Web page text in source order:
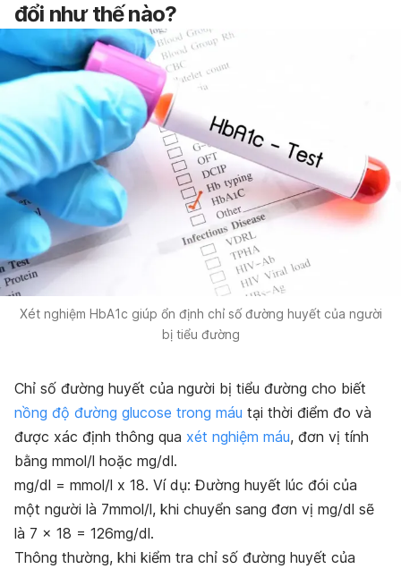
đổi như thế nào?
Xét nghiệm HbA1c giúp ổn định chỉ số đường huyết của người
bị tiểu đường
Chỉ số đường huyết của người bị tiểu đường cho biết
nồng độ đường glucose trong máu tại thời điểm đo và
được xác định thông qua xét nghiệm máu, đơn vị tính
bằng mmol/l hoặc mg/dl.
mg/dl = mmol/l x 18. Ví dụ: Đường huyết lúc đói của
một người là 7mmol/l, khi chuyển sang đơn vị mg/dl sẽ
là 7 x 18 = 126mg/dl.
Thông thường, khi kiểm tra chỉ số đường huyết của